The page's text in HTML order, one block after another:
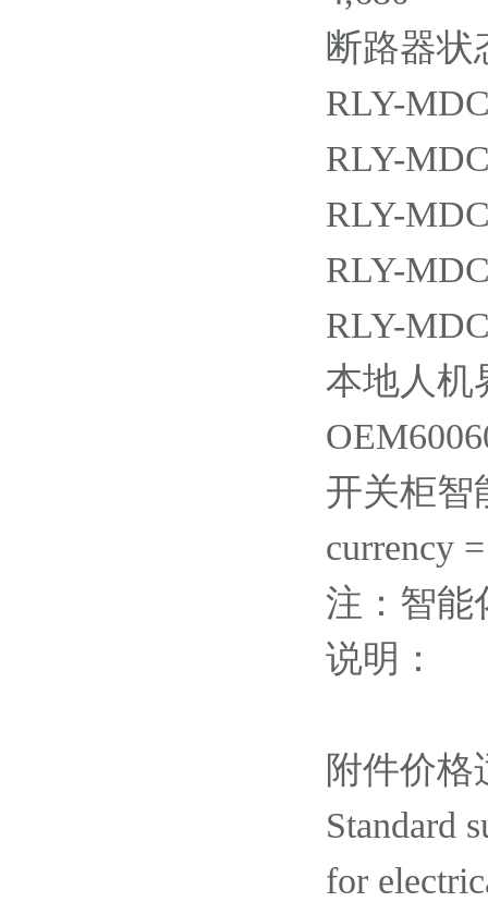
断路器状
RLY-
RLY-
RLY-
RLY-
RLY-
本地人机
开关柜智
currency
注：智能
说明：
附件价格
Standard
for